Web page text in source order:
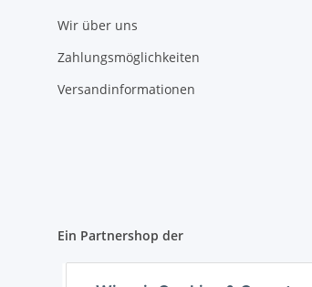
Wir über uns
Zahlungsmöglichkeiten
Versandinformationen
Ein Partnershop der